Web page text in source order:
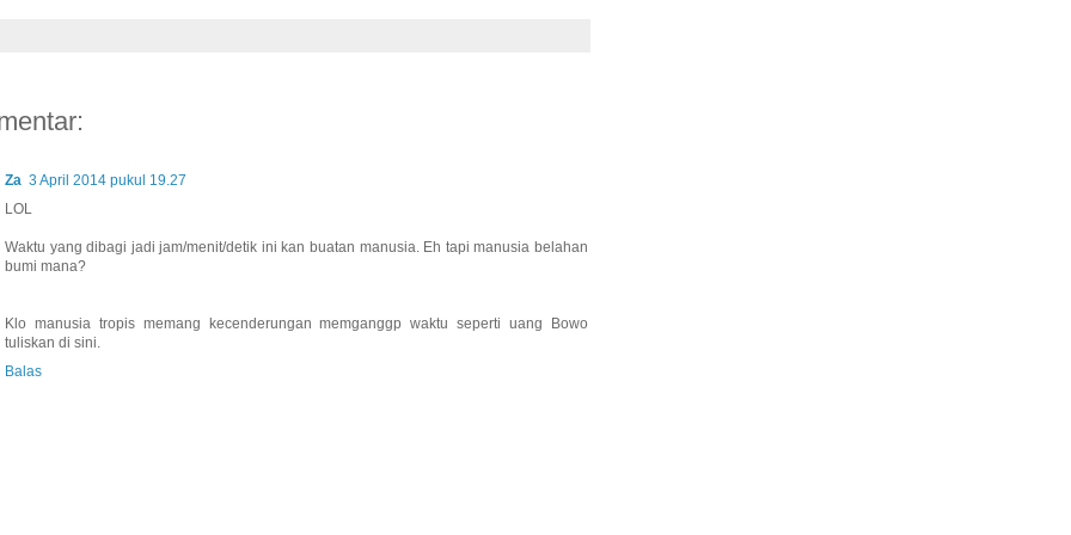
Za 3 April 2014 pukul 19.27
LOL
Waktu yang dibagi jadi jam/menit/detik ini kan buatan manusia. Eh tapi manusia belahan
bumi mana?
Klo manusia tropis memang kecenderungan memganggp waktu seperti uang Bowo
tuliskan di sini.
Balas